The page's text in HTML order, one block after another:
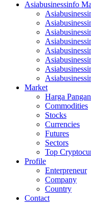
Asiabusinessinfo
Market
Harga
Commodities
Stocks
Currencies
Futures
Sectors
Top
Profile
Enterpreneur
Company
Country
Contact